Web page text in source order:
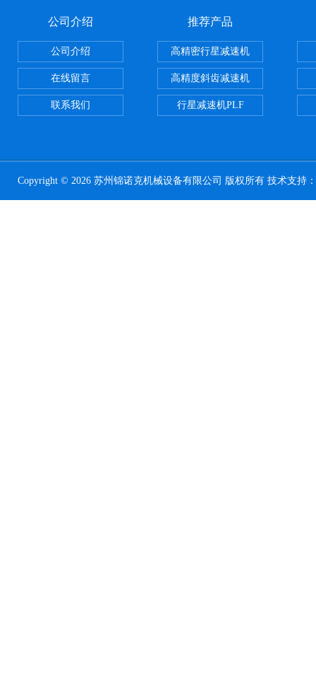
公司介绍
公司介绍
在线留言
联系我们
推荐产品
高精密行星减速机
高精度斜齿减速机
行星减速机PLF
Copyright © 2026 苏州锦诺克机械设备有限公司 版权所有 技术支持：